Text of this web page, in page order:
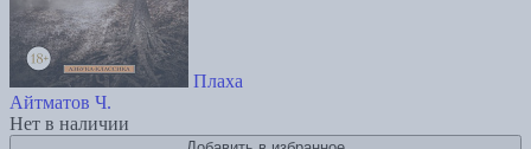
Плаха
Айтматов Ч.
Нет в наличии